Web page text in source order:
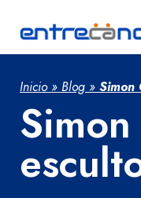
Inicio» Blog » Simon